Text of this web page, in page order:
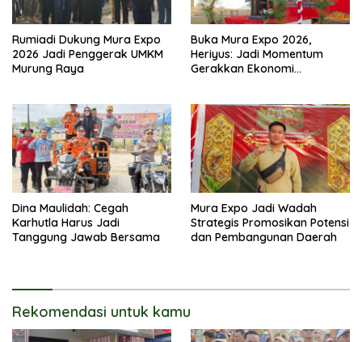
Rumiadi Dukung Mura Expo
2026 Jadi Penggerak UMKM
Murung Raya
Buka Mura Expo 2026,
Heriyus: Jadi Momentum
Gerakkan Ekonomi
Dina Maulidah: Cegah
Karhutla Harus Jadi
Tanggung Jawab Bersama
Mura Expo Jadi Wadah
Strategis Promosikan Potensi
dan Pembangunan Daerah
Rekomendasi untuk kamu